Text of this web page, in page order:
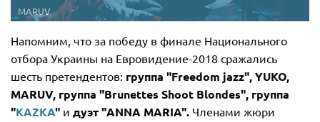
MARUV
Напомним, что за победу в финале Национального
отбора Украины на Евровидение-2018 сражались
шесть претендентов: группа "Freedom jazz", YUKO,
MARUV, группа "Brunettes Shoot Blondes", группа
"KAZKA" и дуэт "ANNA MARIA". Членами жюри